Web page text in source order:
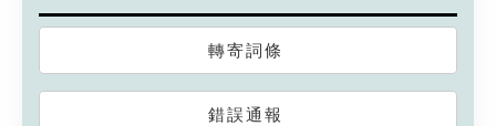
轉寄詞條
錯誤通報